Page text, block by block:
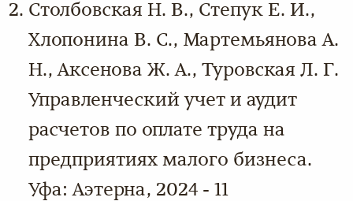
Столбовская Н. В., Степук Е. И.,
Хлопонина В. С., Мартемьянова А.
Н., Аксенова Ж. А., Туровская Л. Г.
Управленческий учет и аудит
расчетов по оплате труда на
предприятиях малого бизнеса.
Уфа: Аэтерна, 2024 - 11